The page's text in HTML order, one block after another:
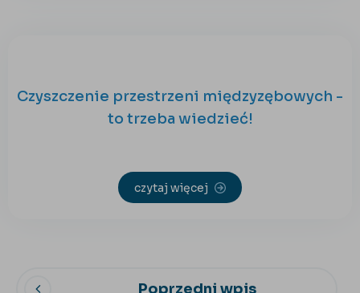
Czyszczenie przestrzeni międzyzębowych -
to trzeba wiedzieć!
czytaj więcej
Poprzedni wpis